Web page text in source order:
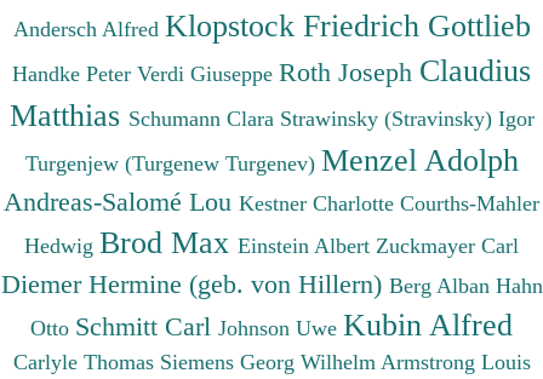
Andersch Alfred Klopstock Friedrich Gottlieb
Handke Peter Verdi Giuseppe Roth Joseph Claudius
Matthias Schumann Clara Strawinsky (Stravinsky) Igor
Turgenjew (Turgenew Turgenev) Menzel Adolph
Andreas-Salomé Lou Kestner Charlotte Courths-Mahler
Hedwig Brod Max Einstein Albert Zuckmayer Carl
Diemer Hermine (geb. von Hillern) Berg Alban Hahn
Otto Schmitt Carl Johnson Uwe Kubin Alfred
Carlyle Thomas Siemens Georg Wilhelm Armstrong Louis